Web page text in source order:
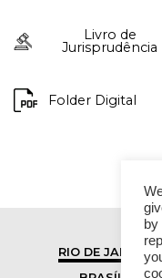
Livro de
Jurisprudência
Folder Digital
RIO DE JANEIRO
by